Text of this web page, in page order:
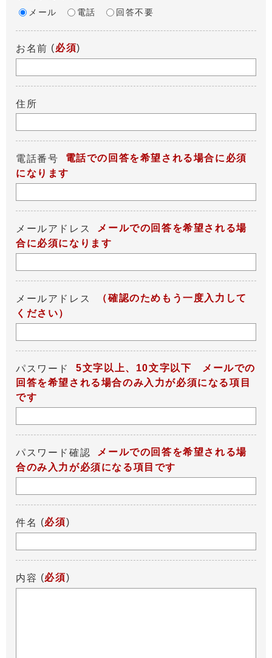
メール 電話 回答不要
お名前 (必須)
住所
電話番号
電話での回答を希望される場合に必須
になります
メールアドレス
メールでの回答を希望される場
合に必須になります
メールアドレス
（確認のためもう一度入力して
ください）
パスワード
5文字以上、10文字以下 メールでの
回答を希望される場合のみ入力が必須になる項目
です
パスワード確認
メールでの回答を希望される場
合のみ入力が必須になる項目です
件名 (必須)
内容 (必須)